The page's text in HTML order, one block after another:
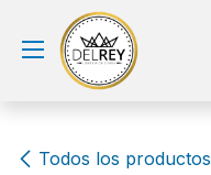
Ir al contenido
Todos los productos